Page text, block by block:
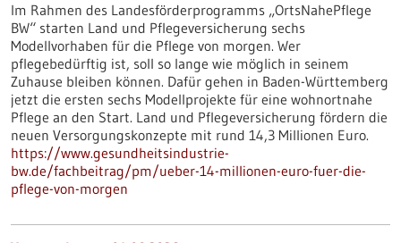
Im Rahmen des Landesförderprogramms „OrtsNahePflege
BW“ starten Land und Pflegeversicherung sechs
Modellvorhaben für die Pflege von morgen. Wer
pflegebedürftig ist, soll so lange wie möglich in seinem
Zuhause bleiben können. Dafür gehen in Baden-Württemberg
jetzt die ersten sechs Modellprojekte für eine wohnortnahe
Pflege an den Start. Land und Pflegeversicherung fördern die
neuen Versorgungskonzepte mit rund 14,3 Millionen Euro.
https://www.gesundheitsindustrie-
bw.de/fachbeitrag/pm/ueber-14-millionen-euro-fuer-die-
pflege-von-morgen